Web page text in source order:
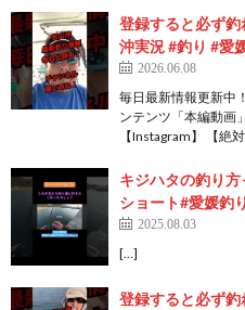
登録すると必ず
沖実況 #釣り #愛
2026.06.08
毎日最新情報更新中
ンテンツ「本編動画
【Instagram】 【絶
キジハタの釣り
ショート#愛媛釣
2025.08.03
[…]
登録すると必ず